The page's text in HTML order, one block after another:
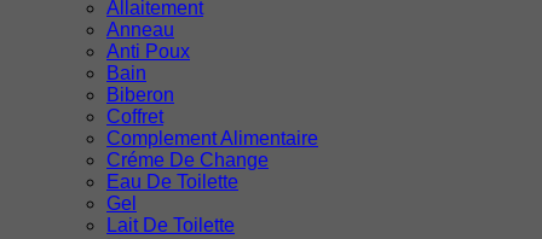
Allaitement
Anneau
Anti Poux
Bain
Biberon
Coffret
Complement Alimentaire
Créme De Change
Eau De Toilette
Gel
Lait De Toilette